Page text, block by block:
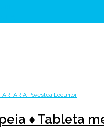
♦ Tableta